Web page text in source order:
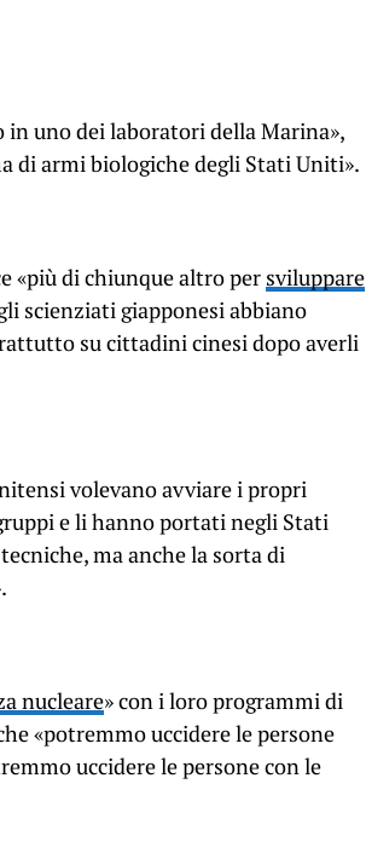
in uno dei laboratori della Marina»,
di armi biologiche degli Stati Uniti».
«più di chiunque altro per sviluppare
scienziati giapponesi abbiano
su cittadini cinesi dopo averli
volevano avviare i propri
e li hanno portati negli Stati
ma anche la sorta di
nucleare» con i loro programmi di
«potremmo uccidere le persone
uccidere le persone con le